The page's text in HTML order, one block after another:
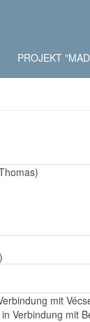
PROJEKT
mit
Ver­bindung mit